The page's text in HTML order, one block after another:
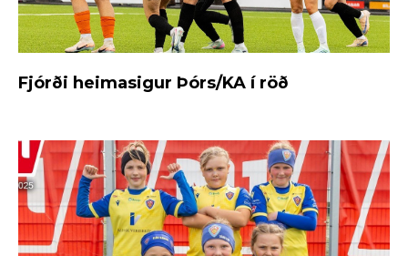
Fjórði heimasigur Þórs/KA í röð